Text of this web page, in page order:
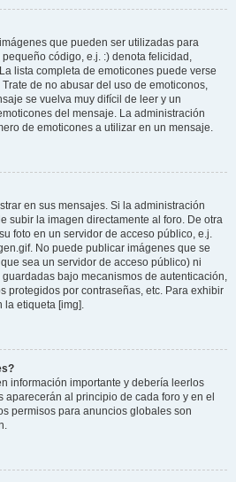
que pueden ser utilizadas para
código, e.j. :) denota felicidad,
lista completa de emoticones puede verse
de no abusar del uso de emoticonos,
se vuelva muy difícil de leer y un
del mensaje. La administración
de emoticones a utilizar en un mensaje.
en sus mensajes. Si la administración
subir la imagen directamente al foro. De otra
foto en un servidor de acceso público, e.j.
No puede publicar imágenes que se
sea un servidor de acceso público) ni
bajo mecanismos de autenticación,
protegidos por contraseñas, etc. Para exhibir
la etiqueta [img].
información importante y debería leerlos
aparecerán al principio de cada foro y en el
permisos para anuncios globales son